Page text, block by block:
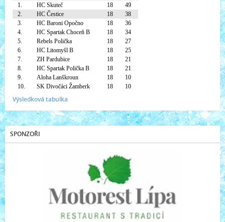
1.
HC Skuteč 18
49
2.
HC Čestice 18
38
3.
HC Baroni Opočno 18
36
4.
HC Spartak Choceň B 18
34
5.
Rebels Polička 18
27
6.
HC Litomyšl B 18
25
7.
ZH Pardubice 18
21
8.
HC Spartak Polička B 18
21
9.
Aloha Lanškroun 18
10
10.
SK Divočáci Žamberk 18 10
Výsledková tabulka
SPONZOŘI